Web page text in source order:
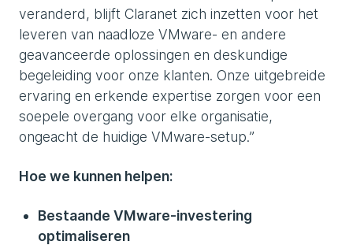
veranderd, blijft Claranet zich inzetten voor het
leveren van naadloze VMware- en andere
geavanceerde oplossingen en deskundige
begeleiding voor onze klanten. Onze uitgebreide
ervaring en erkende expertise zorgen voor een
soepele overgang voor elke organisatie,
ongeacht de huidige VMware-setup.”
Hoe we kunnen helpen:
Bestaande VMware-investering
optimaliseren